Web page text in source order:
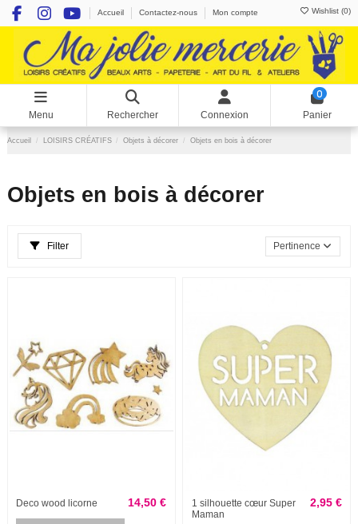
Accueil Contactez-nous Mon compte Wishlist (0)
Menu Rechercher Connexion
0
Panier
Accueil LOISIRS CRÉATIFS Objets à décorer Objets en bois à décorer
Objets en bois à décorer
Filter Pertinence
Deco wood licorne 14,50 €
1 silhouette cœur Super
Maman
2,95 €